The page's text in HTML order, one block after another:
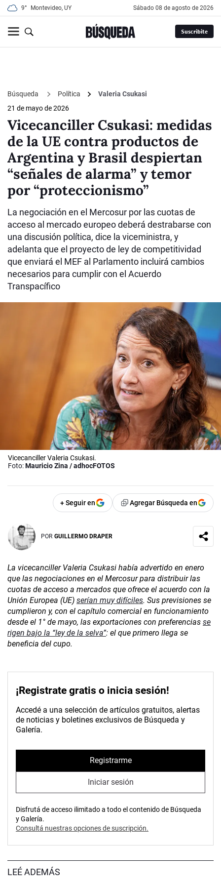
9° Montevideo, UY sábado 08 de agosto de 2026
Suscribite
Búsqueda Política
Valeria Csukasi
21 de mayo de 2026
Vicecanciller Csukasi: medidas
de la UE contra productos de
Argentina y Brasil despiertan
“señales de alarma” y temor
por “proteccionismo”
La negociación en el Mercosur por las cuotas de
acceso al mercado europeo deberá destrabarse con
una discusión política, dice la viceministra, y
adelanta que el proyecto de ley de competitividad
que enviará el MEF al Parlamento incluirá cambios
necesarios para cumplir con el Acuerdo
Transpacífico
Vicecanciller Valeria Csukasi.
Foto:Mauricio Zina / adhocFOTOS
+ Seguir en Agregar Búsqueda en
POR GUILLERMO DRAPER
La vicecanciller Valeria Csukasi había advertido en enero
que las negociaciones en el Mercosur para distribuir las
cuotas de acceso a mercados que ofrece el acuerdo con la
Unión Europea (UE) serían muy difíciles. Sus previsiones se
cumplieron y, con el capítulo comercial en funcionamiento
desde el 1° de mayo, las exportaciones con preferencias se
rigen bajo la “ley de la selva”: el que primero llega se
beneficia del cupo.
¡Registrate gratis o inicia sesión!
Accedé a una selección de artículos gratuitos, alertas
de noticias y boletines exclusivos de Búsqueda y
Galería.
Registrarme
Iniciar sesión
Disfrutá de acceso ilimitado a todo el contenido de Búsqueda
y Galería.
Consultá nuestras opciones de suscripción.
LEÉ ADEMÁS